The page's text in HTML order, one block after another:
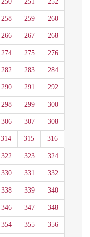
258 259 260
266 267 268
274 275 276
282 283 284
290 291 292
298 299 300
306 307 308
314 315 316
322 323 324
330 331 332
338 339 340
346 347 348
354 355 356